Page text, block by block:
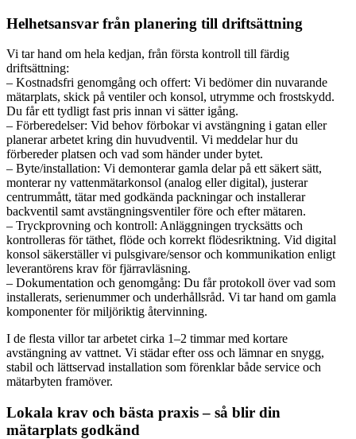
Helhetsansvar från planering till driftsättning
Vi tar hand om hela kedjan, från första kontroll till färdig
driftsättning:
– Kostnadsfri genomgång och offert: Vi bedömer din nuvarande
mätarplats, skick på ventiler och konsol, utrymme och frostskydd.
Du får ett tydligt fast pris innan vi sätter igång.
– Förberedelser: Vid behov förbokar vi avstängning i gatan eller
planerar arbetet kring din huvudventil. Vi meddelar hur du
förbereder platsen och vad som händer under bytet.
– Byte/installation: Vi demonterar gamla delar på ett säkert sätt,
monterar ny vattenmätarkonsol (analog eller digital), justerar
centrummått, tätar med godkända packningar och installerar
backventil samt avstängningsventiler före och efter mätaren.
– Tryckprovning och kontroll: Anläggningen trycksätts och
kontrolleras för täthet, flöde och korrekt flödesriktning. Vid digital
konsol säkerställer vi pulsgivare/sensor och kommunikation enligt
leverantörens krav för fjärravläsning.
– Dokumentation och genomgång: Du får protokoll över vad som
installerats, serienummer och underhållsråd. Vi tar hand om gamla
komponenter för miljöriktig återvinning.
I de flesta villor tar arbetet cirka 1–2 timmar med kortare
avstängning av vattnet. Vi städar efter oss och lämnar en snygg,
stabil och lättservad installation som förenklar både service och
mätarbyten framöver.
Lokala krav och bästa praxis – så blir din
mätarplats godkänd